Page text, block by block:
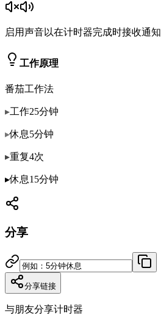
启用声音以在计时器完成时接收通知
工作原理
番茄工作法
▸工作25分钟
▸休息5分钟
▸重复4次
▸休息15分钟
分享
分享链接
与朋友分享计时器